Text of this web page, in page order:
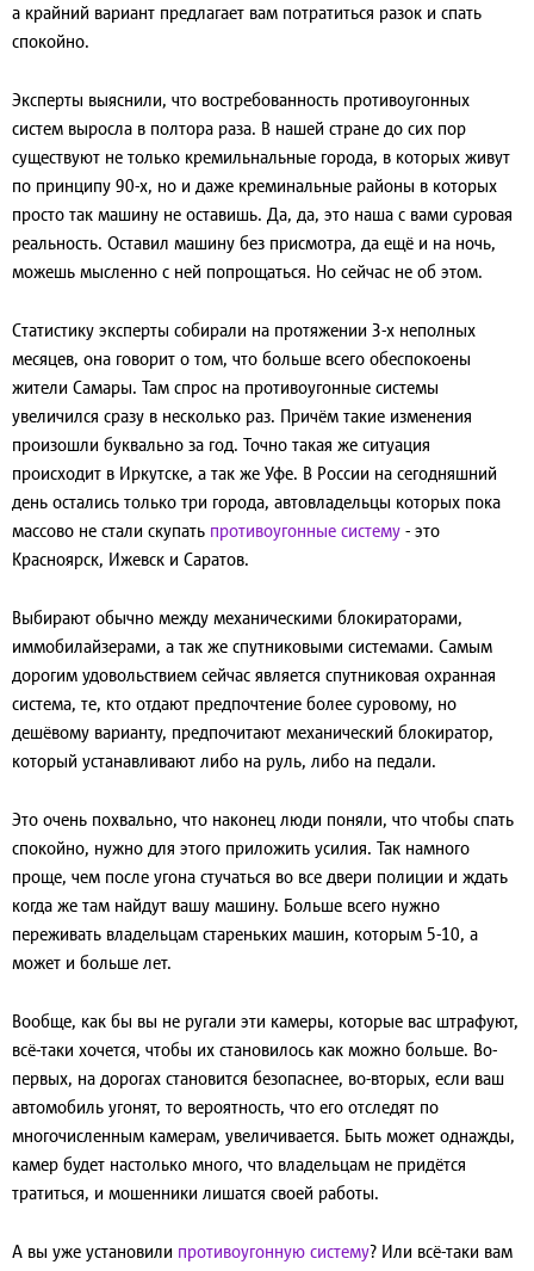
а крайний вариант предлагает вам потратиться разок и спать
спокойно.
Эксперты выяснили, что востребованность противоугонных
систем выросла в полтора раза. В нашей стране до сих пор
существуют не только кремильнальные города, в которых живут
по принципу 90-х, но и даже креминальные районы в которых
просто так машину не оставишь. Да, да, это наша с вами суровая
реальность. Оставил машину без присмотра, да ещё и на ночь,
можешь мысленно с ней попрощаться. Но сейчас не об этом.
Статистику эксперты собирали на протяжении 3-х неполных
месяцев, она говорит о том, что больше всего обеспокоены
жители Самары. Там спрос на противоугонные системы
увеличился сразу в несколько раз. Причём такие изменения
произошли буквально за год. Точно такая же ситуация
происходит в Иркутске, а так же Уфе. В России на сегодняшний
день остались только три города, автовладельцы которых пока
массово не стали скупать противоугонные систему - это
Красноярск, Ижевск и Саратов.
Выбирают обычно между механическими блокираторами,
иммобилайзерами, а так же спутниковыми системами. Самым
дорогим удовольствием сейчас является спутниковая охранная
система, те, кто отдают предпочтение более суровому, но
дешёвому варианту, предпочитают механический блокиратор,
который устанавливают либо на руль, либо на педали.
Это очень похвально, что наконец люди поняли, что чтобы спать
спокойно, нужно для этого приложить усилия. Так намного
проще, чем после угона стучаться во все двери полиции и ждать
когда же там найдут вашу машину. Больше всего нужно
переживать владельцам стареньких машин, которым 5-10, а
может и больше лет.
Вообще, как бы вы не ругали эти камеры, которые вас штрафуют,
всё-таки хочется, чтобы их становилось как можно больше. Во-
первых, на дорогах становится безопаснее, во-вторых, если ваш
автомобиль угонят, то вероятность, что его отследят по
многочисленным камерам, увеличивается. Быть может однажды,
камер будет настолько много, что владельцам не придётся
тратиться, и мошенники лишатся своей работы.
А вы уже установили противоугонную систему? Или всё-таки вам